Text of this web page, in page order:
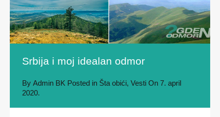
Srbija i moj idealan odmor
By Admin BK Posted in Šta obići, Vesti On 7. april
2020.